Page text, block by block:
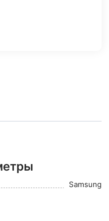
Samsung